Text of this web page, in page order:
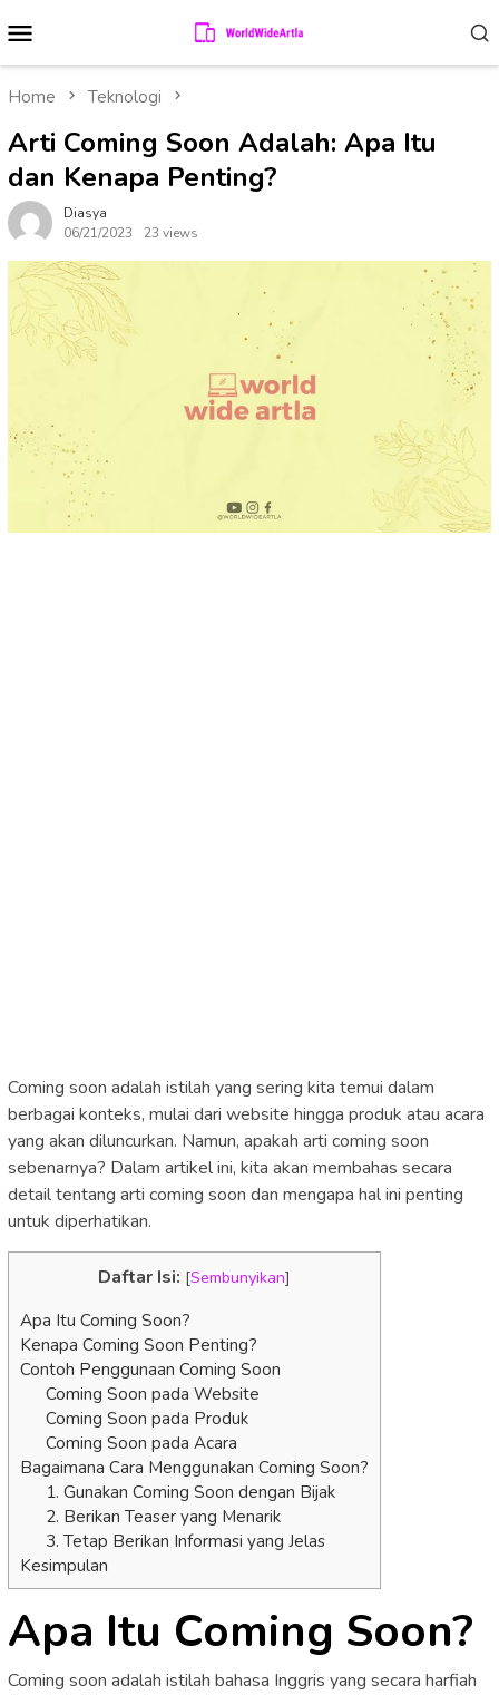
to
contentMenu
Home Teknologi
Arti Coming Soon Adalah: Apa Itu
dan Kenapa Penting?
Diasya
06/21/2023
23 views
Coming soon adalah istilah yang sering kita temui dalam
berbagai konteks, mulai dari website hingga produk atau acara
yang akan diluncurkan. Namun, apakah arti coming soon
sebenarnya? Dalam artikel ini, kita akan membahas secara
detail tentang arti coming soon dan mengapa hal ini penting
untuk diperhatikan.
Daftar Isi: [Sembunyikan]
Apa Itu Coming Soon?
Kenapa Coming Soon Penting?
Contoh Penggunaan Coming Soon
Coming Soon pada Website
Coming Soon pada Produk
Coming Soon pada Acara
Bagaimana Cara Menggunakan Coming Soon?
1. Gunakan Coming Soon dengan Bijak
2. Berikan Teaser yang Menarik
3. Tetap Berikan Informasi yang Jelas
Kesimpulan
Apa Itu Coming Soon?
Coming soon adalah istilah bahasa Inggris yang secara harfiah